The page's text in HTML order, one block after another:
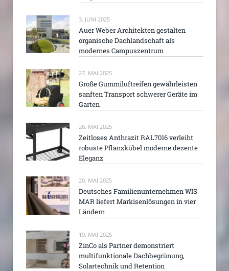
3. JUNI 2025
Auer Weber Architekten gestalten
organische Dachlandschaft als
modernes Campuszentrum
27. MAI 2025
Große Gummiluftreifen gewährleisten
sanften Transport schwerer Geräte im
Garten
26. MAI 2025
Zeitloses Anthrazit RAL7016 verleiht
robuste Pflanzkübel moderne dezente
Eleganz
20. MAI 2025
Deutsches Familienunternehmen WIS
MAR liefert Markisenlösungen in vier
Ländern
19. MAI 2025
ZinCo als Partner demonstriert
multifunktionale Dachbegrünung,
Solartechnik und Retention